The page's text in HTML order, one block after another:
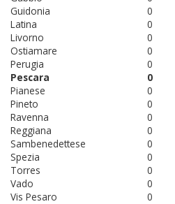
0
Guidonia
0
Latina
0
Livorno
0
Ostiamare
0
Perugia
0
Pescara
0
Pianese
0
Pineto
0
Ravenna
0
Reggiana
0
Sambenedettese
0
Spezia
0
Torres
0
Vado
0
Vis Pesaro